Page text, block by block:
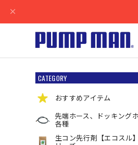
CATEGORY
おすすめアイテム
先端ホース、ドッキング
各種
生コン先行剤【エコスル